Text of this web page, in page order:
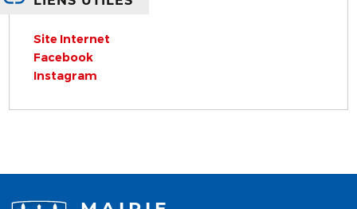
Site Internet
Facebook
Instagram